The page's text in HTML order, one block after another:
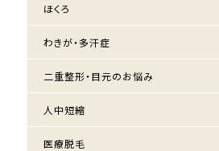
ほくろ
わきが・多汗症
二重整形・目元のお悩み
人中短縮
医療脱毛